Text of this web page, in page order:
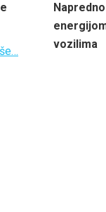
vozilima